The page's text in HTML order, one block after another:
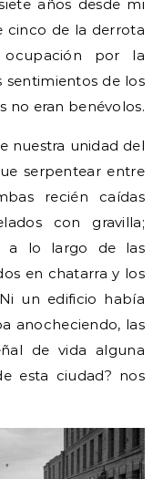
años desde mi
cinco de la derrota
por la
sentimientos de los
no eran benévolos.
nuestra unidad del
serpentear entre
recién caídas
con gravilla;
a lo largo de las
en chatarra y los
un edificio había
anocheciendo, las
de vida alguna
esta ciudad? nos